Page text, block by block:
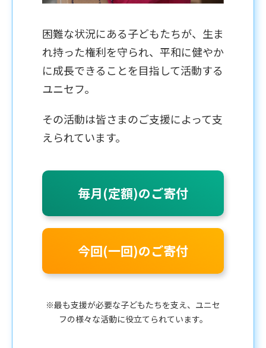
困難な状況にある子どもたちが、生ま
れ持った権利を守られ、平和に健やか
に成長できることを目指して活動する
ユニセフ。
その活動は皆さまのご支援によって支
えられています。
毎月(定額)のご寄付
今回(一回)のご寄付
※最も支援が必要な子どもたちを支え、ユニセ
フの様々な活動に役立てられています。